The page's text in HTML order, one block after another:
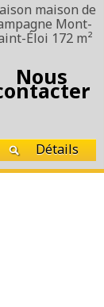
maison de
Mont-
Éloi 172 m²
Nous
Détails